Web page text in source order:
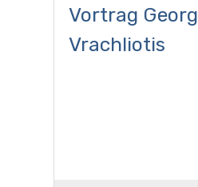
Vortrag Georg
Vrachliotis